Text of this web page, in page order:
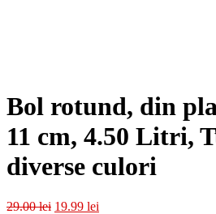
Bol rotund, din
11 cm, 4.50 Litri,
diverse culori
29.00lei Prețul
19.99 lei